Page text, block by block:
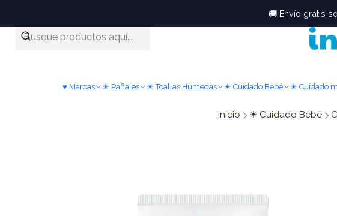
♥ Marcas ☀ Pañales ☀ Toallas Húmedas ☀ Cuidado Bebé ☀ Cuidado
🚚 Envío gratis
Inicio ☀ Cuidado Bebé